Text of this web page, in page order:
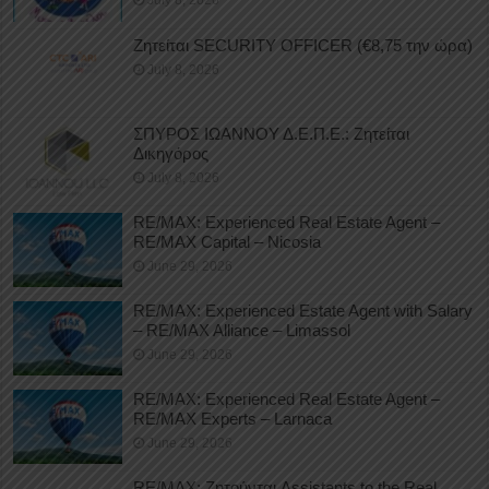
Ζητείται SECURITY OFFICER (€8,75 την ώρα)
July 8, 2026
ΣΠΥΡΟΣ ΙΩΑΝΝΟΥ Δ.Ε.Π.Ε.: Ζητείται
Δικηγόρος
July 8, 2026
RE/MAX: Experienced Real Estate Agent –
RE/MAX Capital – Nicosia
June 29, 2026
RE/MAX: Experienced Estate Agent with Salary
– RE/MAX Alliance – Limassol
June 29, 2026
RE/MAX: Experienced Real Estate Agent –
RE/MAX Experts – Larnaca
June 29, 2026